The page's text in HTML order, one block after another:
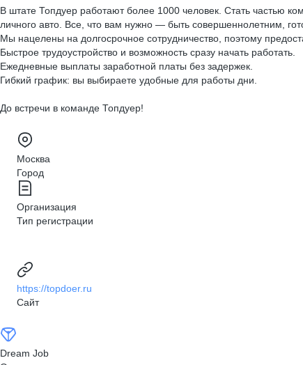
В штате Топдуер работают более 1000 человек. Стать частью
личного авто. Все, что вам нужно — быть совершеннолетним,
Мы нацелены на долгосрочное сотрудничество, поэтому
Быстрое трудоустройство и возможность сразу начать работать.
Ежедневные выплаты заработной платы без задержек.
Гибкий график: вы выбираете удобные для работы дни.
До встречи в команде Топдуер!
Москва
Город
Организация
Тип регистрации
https://topdoer.ru
Сайт
Dream Job